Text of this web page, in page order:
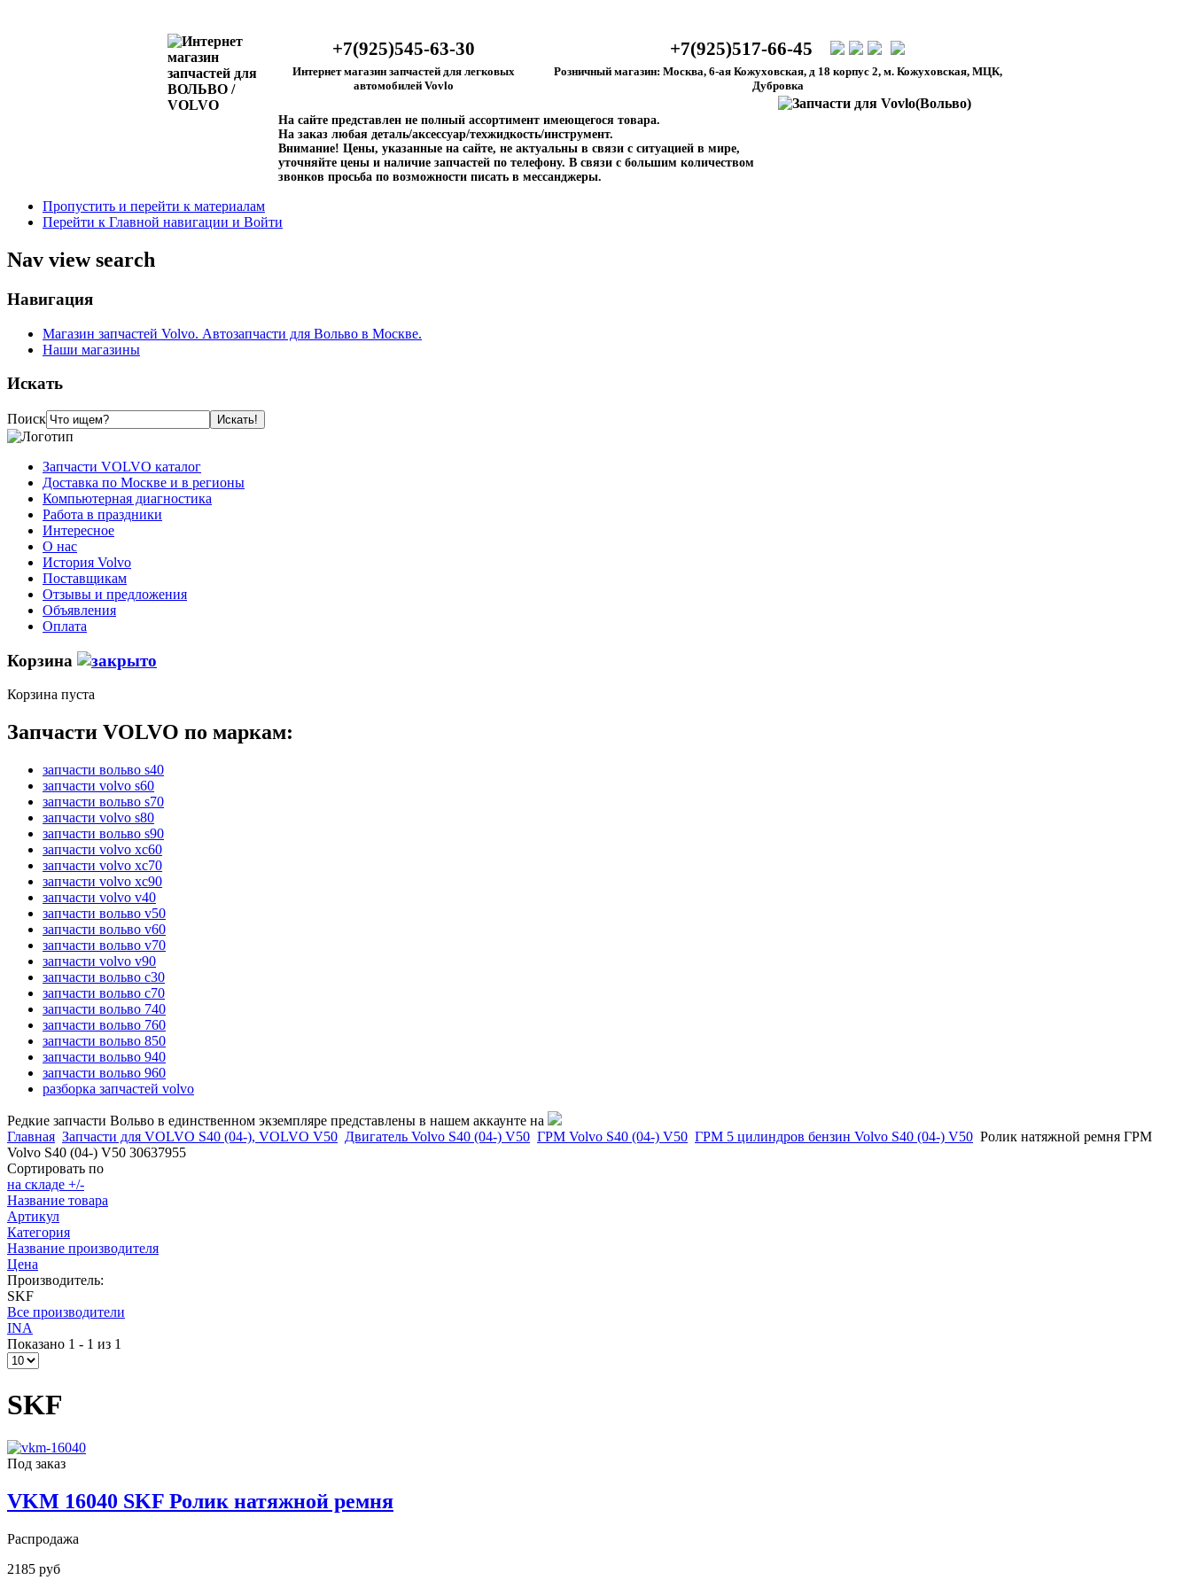
+7(925)545-63-30
Интернет магазин запчастей для легковых
автомобилей Vovlo
+7(925)517-66-45
Розничный магазин: Москва, 6-ая Кожуховская, д 18 корпус 2, м. Кожуховская, МЦК,
Дубровка
На сайте представлен не полный ассортимент имеющегося товара.
На заказ любая деталь/аксессуар/техжидкость/инструмент.
Внимание! Цены, указанные на сайте, не актуальны в связи с ситуацией в мире,
уточняйте цены и наличие запчастей по телефону. В связи с большим количеством
звонков просьба по возможности писать в мессанджеры.
Пропустить и перейти к материалам
Перейти к Главной навигации и Войти
Nav view search
Навигация
Магазин запчастей Volvo. Автозапчасти для Вольво в Москве.
Наши магазины
Искать
Поиск
Запчасти VOLVO каталог
Доставка по Москве и в регионы
Компьютерная диагностика
Работа в праздники
Интересное
О нас
История Volvo
Поставщикам
Отзывы и предложения
Объявления
Оплата
Корзина
Корзина пуста
Запчасти VOLVO по маркам:
запчасти вольво s40
запчасти volvo s60
запчасти вольво s70
запчасти volvo s80
запчасти вольво s90
запчасти volvo xc60
запчасти volvo xc70
запчасти volvo xc90
запчасти volvo v40
запчасти вольво v50
запчасти вольво v60
запчасти вольво v70
запчасти volvo v90
запчасти вольво c30
запчасти вольво c70
запчасти вольво 740
запчасти вольво 760
запчасти вольво 850
запчасти вольво 940
запчасти вольво 960
разборка запчастей volvo
Редкие запчасти Вольво в единственном экземпляре представлены в нашем аккаунте на
Главная Запчасти для VOLVO S40 (04-), VOLVO V50 Двигатель Volvo S40 (04-) V50 ГРМ Volvo S40 (04-) V50 ГРМ 5 цилиндров бензин Volvo S40 (04-) V50 Ролик натяжной ремня ГРМ
Volvo S40 (04-) V50 30637955
Сортировать по
на складе +/-
Название товара
Артикул
Категория
Название производителя
Цена
Производитель:
SKF
Все производители
INA
Показано 1 - 1 из 1
SKF
Под заказ
VKM 16040 SKF Ролик натяжной ремня
Распродажа
2185 руб